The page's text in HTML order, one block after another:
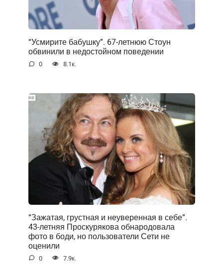
“Усмирите бабушку”. 67-летнюю Стоун
обвинили в недостойном поведении
0 8.1к.
“Зажатая, грустная и неуверенная в себе”.
43-летняя Проскурякова обнародовала
фото в боди, но пользователи Сети не
оценили
0 7.9к.